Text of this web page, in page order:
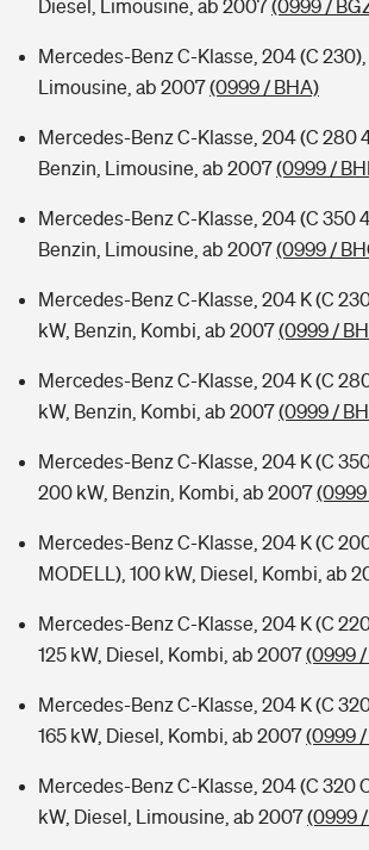
Diesel, Limousine, ab 2007 (0999 /
Mercedes-Benz C-Klasse, 204 (C 230),
Limousine, ab 2007(0999 / BHA)
Mercedes-Benz C-Klasse, 204 (C 280
Benzin, Limousine, ab 2007(0999 /
Mercedes-Benz C-Klasse, 204 (C 350
Benzin, Limousine, ab 2007(0999 /
Mercedes-Benz C-Klasse, 204 K (C
kW, Benzin, Kombi, ab 2007(0999 /
Mercedes-Benz C-Klasse, 204 K (C
kW, Benzin, Kombi, ab 2007(0999 /
Mercedes-Benz C-Klasse, 204 K (C
200 kW, Benzin, Kombi, ab 2007(0999
Mercedes-Benz C-Klasse, 204 K (C
MODELL), 100 kW, Diesel, Kombi, ab
Mercedes-Benz C-Klasse, 204 K (C
125 kW, Diesel, Kombi, ab 2007(0999
Mercedes-Benz C-Klasse, 204 K (C
165 kW, Diesel, Kombi, ab 2007(0999 /
Mercedes-Benz C-Klasse, 204 (C 320
kW, Diesel, Limousine, ab 2007(0999